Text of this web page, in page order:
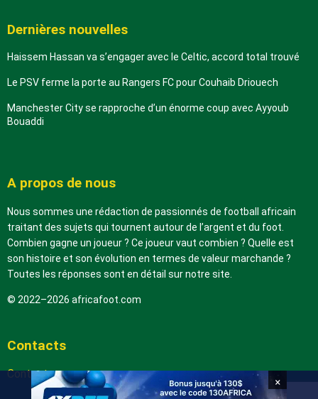
Dernières nouvelles
Haissem Hassan va s’engager avec le Celtic, accord total trouvé
Le PSV ferme la porte au Rangers FC pour Couhaib Driouech
Manchester City se rapproche d’un énorme coup avec Ayyoub
Bouaddi
A propos de nous
Nous sommes une rédaction de passionnés de football africain
traitant des sujets qui tournent autour de l’argent et du foot.
Combien gagne un joueur ? Ce joueur vaut combien ? Quelle est
son histoire et son évolution en termes de valeur marchande ?
Toutes les réponses sont en détail sur notre site.
© 2022–2026 africafoot.com
Contacts
Contactez-nous ×